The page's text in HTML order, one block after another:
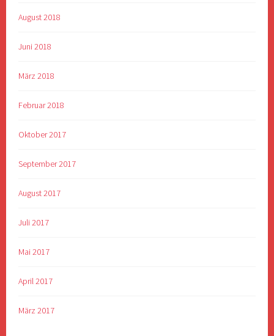
August 2018
Juni 2018
März 2018
Februar 2018
Oktober 2017
September 2017
August 2017
Juli 2017
Mai 2017
April 2017
März 2017